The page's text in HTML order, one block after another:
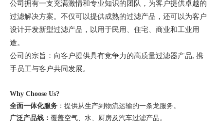
公司拥有一支充满激情和专业知识的团队，为客户提供卓越的
过滤解决方案。不仅可以提供成熟的过滤产品，还可以为客户
设计开发新型过滤产品，以用于民用、住宅、商业和工业用
途。
公司的宗旨：向客户提供具有竞争力的高质量过滤器产品, 携
手员工与客户共同发展。
Why Choose Us?
全面一体化服务 ：提供从生产到物流运输的一条龙服务。
广泛产品线： 覆盖空气、水、厨房及汽车过滤产品。